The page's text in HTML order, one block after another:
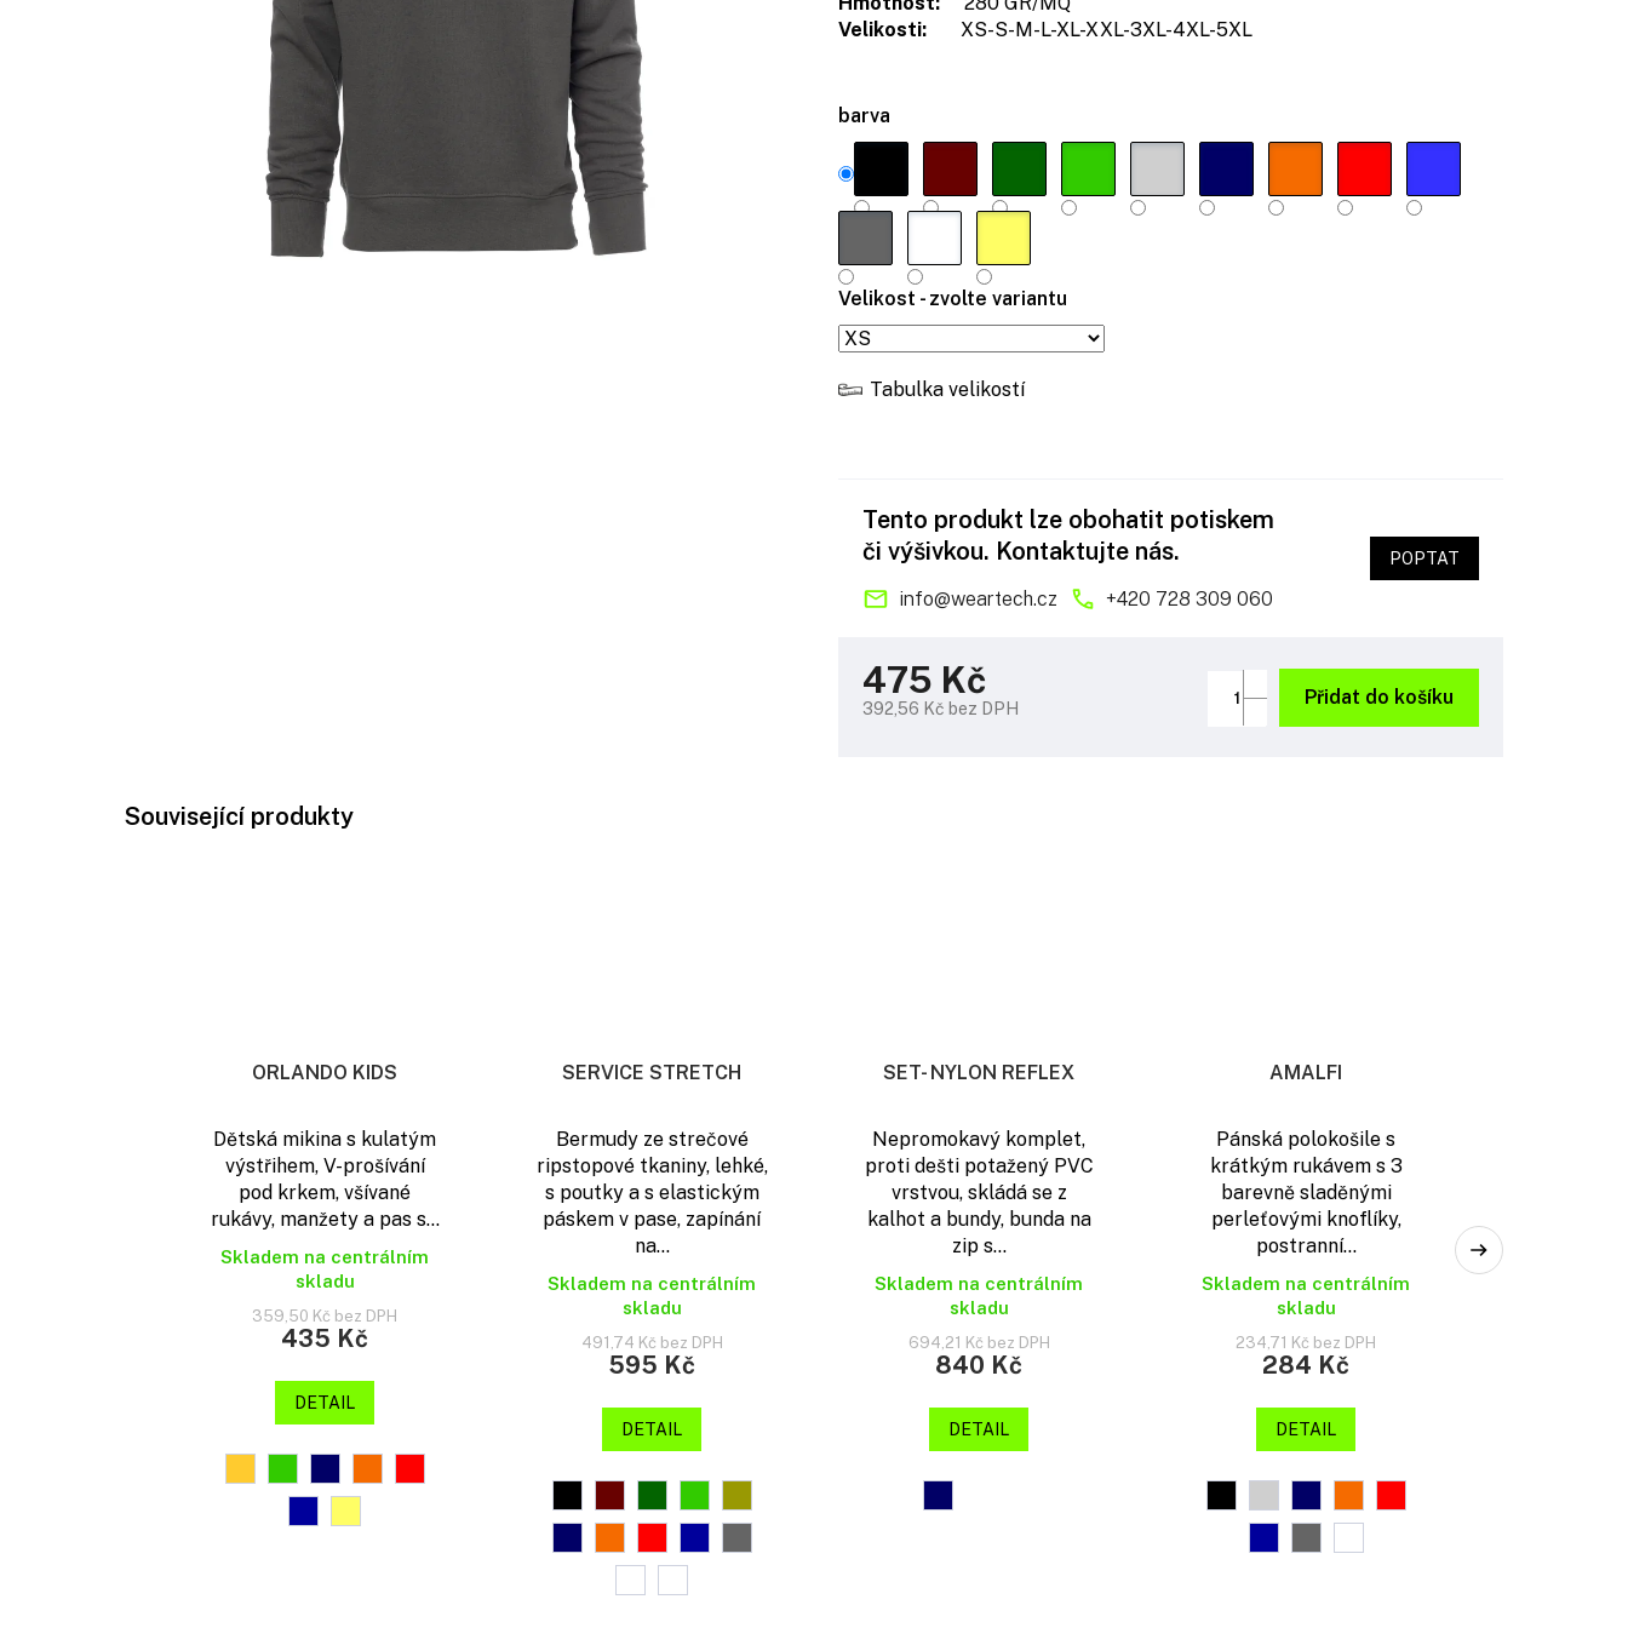
barva
Velikost - zvolte variantu
Tabulka velikostí
Velikosti:
XS-S-M-L-XL-XXL-3XL-4XL-5XL
475 Kč
392,56 Kč bez DPH
Přidat do košíku
Tento produkt lze obohatit potiskem
či výšivkou. Kontaktujte nás.
info@weartech.cz +420 728 309 060
POPTAT
Související produkty
ORLANDO KIDS
Dětská mikina s kulatým
výstřihem, V-prošívání
pod krkem, všívané
rukávy, manžety a pas s...
Skladem na centrálním
skladu
359,50 Kč bez DPH
435 Kč
DETAIL
SERVICE STRETCH
Bermudy ze strečové
ripstopové tkaniny, lehké,
s poutky a s elastickým
páskem v pase, zapínání
na...
Skladem na centrálním
skladu
491,74 Kč bez DPH
595 Kč
DETAIL
SET- NYLON REFLEX
Nepromokavý komplet,
proti dešti potažený PVC
vrstvou, skládá se z
kalhot a bundy, bunda na
zip s...
Skladem na centrálním
skladu
694,21 Kč bez DPH
840 Kč
DETAIL
AMALFI
Pánská polokošile s
krátkým rukávem s 3
barevně sladěnými
perleťovými knoflíky,
postranní...
Skladem na centrálním
skladu
234,71 Kč bez DPH
284 Kč
DETAIL